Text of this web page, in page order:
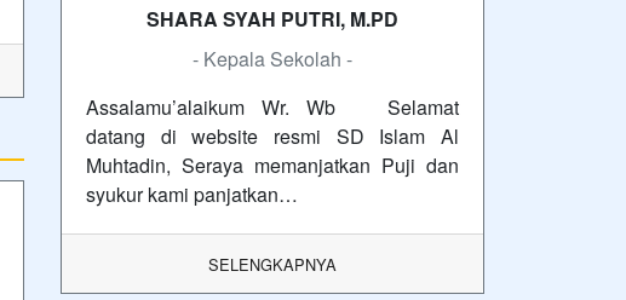
SHARA SYAH PUTRI, M.PD
- Kepala Sekolah -
Assalamu’alaikum Wr. Wb Selamat
datang di website resmi SD Islam Al
Muhtadin, Seraya memanjatkan Puji dan
syukur kami panjatkan…
SELENGKAPNYA